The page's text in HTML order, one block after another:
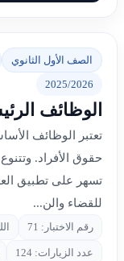
الصف الأول الثانوي
2025/2026
الوظائف
تعتبر الوظائف
حقوق الأفراد.
تسهر على تطبيق
للقضاء والن...
رقم الاختبار: 71
عدد الزيارات: 124